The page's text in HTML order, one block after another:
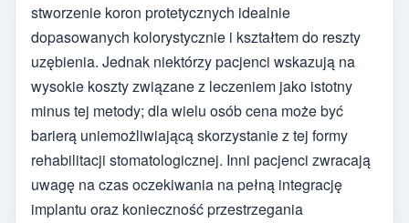
stworzenie koron protetycznych idealnie
dopasowanych kolorystycznie i kształtem do reszty
uzębienia. Jednak niektórzy pacjenci wskazują na
wysokie koszty związane z leczeniem jako istotny
minus tej metody; dla wielu osób cena może być
barierą uniemożliwiającą skorzystanie z tej formy
rehabilitacji stomatologicznej. Inni pacjenci zwracają
uwagę na czas oczekiwania na pełną integrację
implantu oraz konieczność przestrzegania